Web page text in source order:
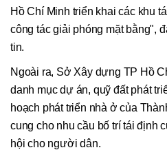
Hồ Chí Minh triển khai các khu
công tác giải phóng mặt bằng",
tin.
Ngoài ra, Sở Xây dựng TP Hồ
danh mục dự án, quỹ đất phát
hoạch phát triển nhà ở của
cung cho nhu cầu bố trí tái định
hội cho người dân.